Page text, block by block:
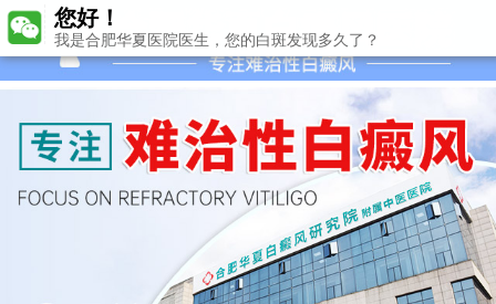
您好！
我是合肥华夏医院医生，您的白斑发现多久了？